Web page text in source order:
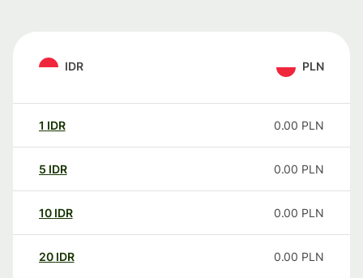
IDR PLN
1 IDR 0.00 PLN
5 IDR 0.00 PLN
10 IDR 0.00 PLN
20 IDR 0.00 PLN